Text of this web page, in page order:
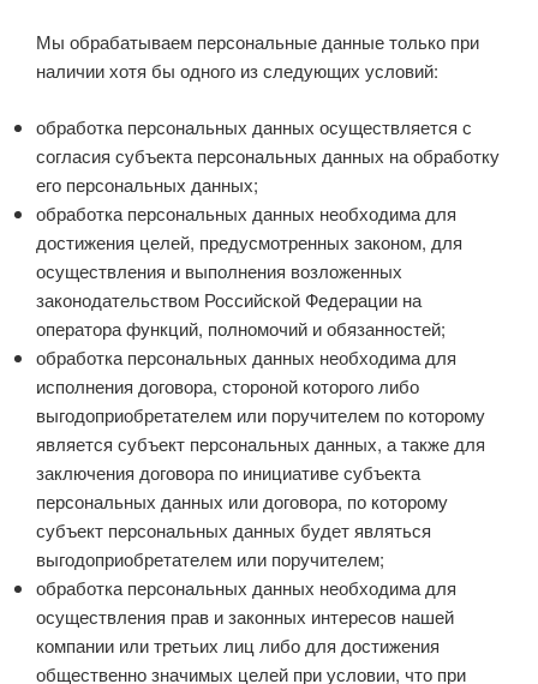
Мы обрабатываем персональные данные только при
наличии хотя бы одного из следующих условий:
обработка персональных данных осуществляется с
согласия субъекта персональных данных на обработку
его персональных данных;
обработка персональных данных необходима для
достижения целей, предусмотренных законом, для
осуществления и выполнения возложенных
законодательством Российской Федерации на
оператора функций, полномочий и обязанностей;
обработка персональных данных необходима для
исполнения договора, стороной которого либо
выгодоприобретателем или поручителем по которому
является субъект персональных данных, а также для
заключения договора по инициативе субъекта
персональных данных или договора, по которому
субъект персональных данных будет являться
выгодоприобретателем или поручителем;
обработка персональных данных необходима для
осуществления прав и законных интересов нашей
компании или третьих лиц либо для достижения
общественно значимых целей при условии, что при